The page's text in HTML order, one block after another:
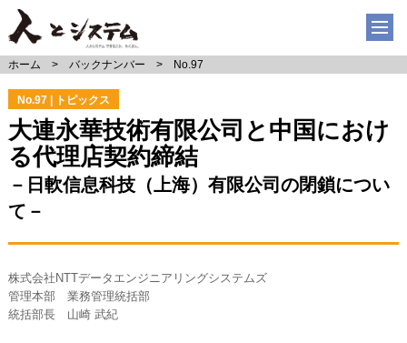
ホーム バックナンバー No.97
No.97 | トピックス
大連永華技術有限公司と中国におけ
る代理店契約締結
－日軟信息科技（上海）有限公司の閉鎖につい
て－
株式会社NTTデータエンジニアリングシステムズ
管理本部 業務管理統括部
統括部長 山崎 武紀